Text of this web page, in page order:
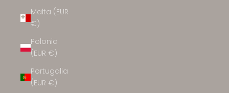
Malta (EUR
€)
Polonia
(EUR €)
Portugalia
(EUR €)